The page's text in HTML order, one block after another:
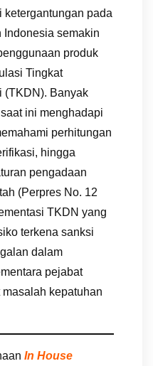
ketergantungan pada
Indonesia semakin
produk
Tingkat
(TKDN). Banyak
ini menghadapi
perhitungan
hingga
pengadaan
(Perpres No. 12
TKDN yang
terkena sanksi
dalam
pejabat
kepatuhan
In House